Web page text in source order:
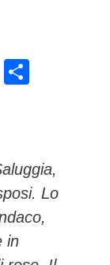
E
vi
diLo
in